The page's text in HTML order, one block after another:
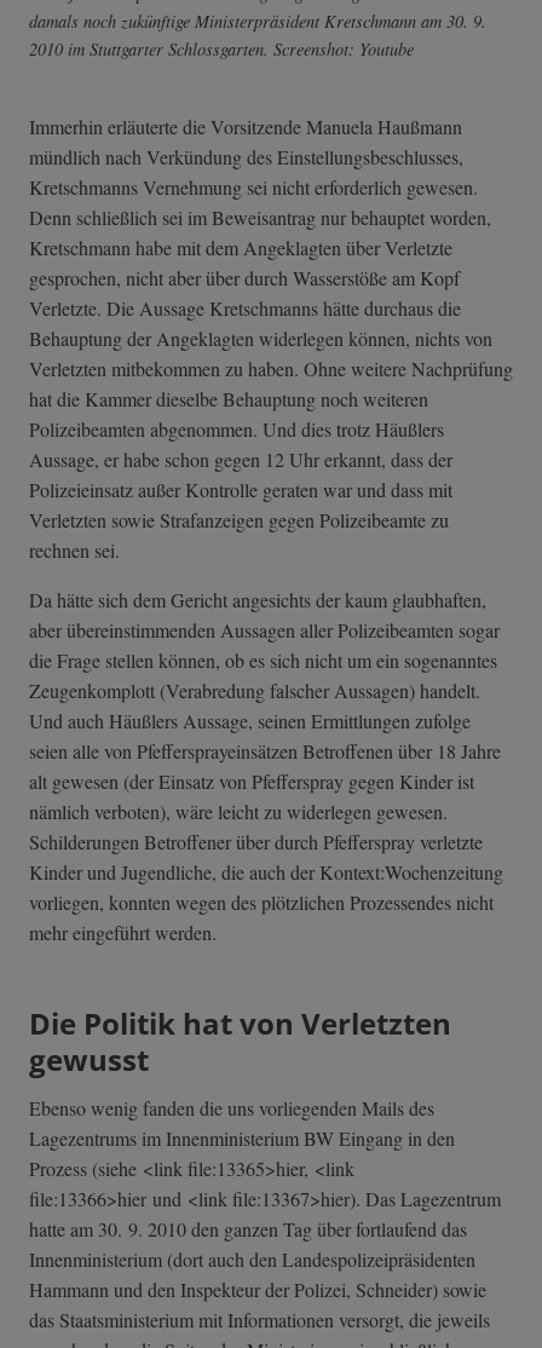
damals noch zukünftige Ministerpräsident Kretschmann am 30. 9.
2010 im Stuttgarter Schlossgarten. Screenshot: Youtube
Immerhin erläuterte die Vorsitzende Manuela Haußmann
mündlich nach Verkündung des Einstellungsbeschlusses,
Kretschmanns Vernehmung sei nicht erforderlich gewesen.
Denn schließlich sei im Beweisantrag nur behauptet worden,
Kretschmann habe mit dem Angeklagten über Verletzte
gesprochen, nicht aber über durch Wasserstöße am Kopf
Verletzte. Die Aussage Kretschmanns hätte durchaus die
Behauptung der Angeklagten widerlegen können, nichts von
Verletzten mitbekommen zu haben. Ohne weitere Nachprüfung
hat die Kammer dieselbe Behauptung noch weiteren
Polizeibeamten abgenommen. Und dies trotz Häußlers
Aussage, er habe schon gegen 12 Uhr erkannt, dass der
Polizeieinsatz außer Kontrolle geraten war und dass mit
Verletzten sowie Strafanzeigen gegen Polizeibeamte zu
rechnen sei.
Da hätte sich dem Gericht angesichts der kaum glaubhaften,
aber übereinstimmenden Aussagen aller Polizeibeamten sogar
die Frage stellen können, ob es sich nicht um ein sogenanntes
Zeugenkomplott (Verabredung falscher Aussagen) handelt.
Und auch Häußlers Aussage, seinen Ermittlungen zufolge
seien alle von Pfeffersprayeinsätzen Betroffenen über 18 Jahre
alt gewesen (der Einsatz von Pfefferspray gegen Kinder ist
nämlich verboten), wäre leicht zu widerlegen gewesen.
Schilderungen Betroffener über durch Pfefferspray verletzte
Kinder und Jugendliche, die auch der Kontext:Wochenzeitung
vorliegen, konnten wegen des plötzlichen Prozessendes nicht
mehr eingeführt werden.
Die Politik hat von Verletzten
gewusst
Ebenso wenig fanden die uns vorliegenden Mails des
Lagezentrums im Innenministerium BW Eingang in den
Prozess (siehe <link file:13365>hier, <link
file:13366>hier und <link file:13367>hier). Das Lagezentrum
hatte am 30. 9. 2010 den ganzen Tag über fortlaufend das
Innenministerium (dort auch den Landespolizeipräsidenten
Hammann und den Inspekteur der Polizei, Schneider) sowie
das Staatsministerium mit Informationen versorgt, die jeweils